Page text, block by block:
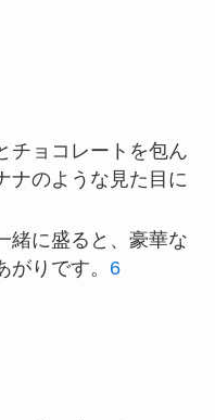
チョコレートを包ん
ナのような見た目に
緒に盛ると、豪華な
りです。 6